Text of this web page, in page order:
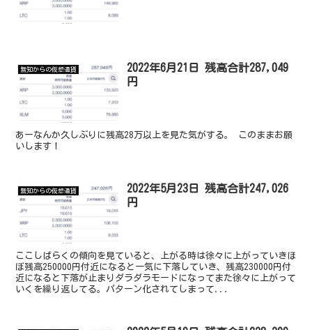
無知からの仮想通貨
2022年6月21日 残高合計287,049
円
あーなんか久しぶりに残高28万以上を見た気がする。 このままお願
いします！
無知からの仮想通貨
2022年5月23日 残高合計247,026
円
ここしばらくの傾向を見ていると、上がる時は徐々に上がっていきほ
ぼ残高250000円付近になると一気に下落していき、残高230000円付
近になると下落が止まりダラダラモードになってまた徐々に上がって
いくを繰り返してる。パターン化されてしまって...